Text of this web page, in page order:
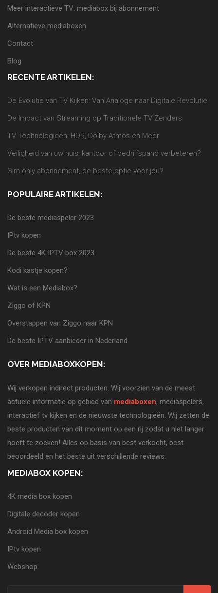
Meer interactieve TV: mediabox bij abonnement
Alternatieve mediaboxen
Contact
Blog
RECENTE ARTIKELEN:
De Evolutie van TV Kijken: Van Analoge naar Digitale Revolutie
De Impact van Streaming op Traditionele TV Zenders
TV Technologieën: HDR, Dolby Atmos en Meer
Veiligheid van uw huis, kantoor of bedrijfspand verbeteren?
Sim only abonnement, de beste optie voor jou?
POPULAIRE ARTIKELEN:
De beste mediaspeler 2023
IPtv kopen
De beste 4K IPTV box 2023
Kodi kastje kopen?
Wat is een Mediabox?
Ziggo of KPN
Overstappen van Ziggo naar KPN
De beste IPTV aanbieder in Nederland
OVER MEDIABOXKOPEN:
Wij verkopen indirect producten. Wij voorzien van de meest
actuele informatie op gebied van mediaboxen, mediaspelers,
interactief tv kijken en de nieuwste technologieën. Wij zetten de
beste producten van dit moment op een rij zodat u niet langer
hoeft te zoeken! Alles op basis van best verkocht, best
beoordeeld en het beste uit verschillende reviews.
MEDIABOX KOPEN:
4K media box kopen
Digitale decoder kopen
Android Media box kopen
IPtv kopen
Webshop